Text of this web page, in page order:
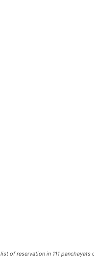
of reservation in 111 panchayats